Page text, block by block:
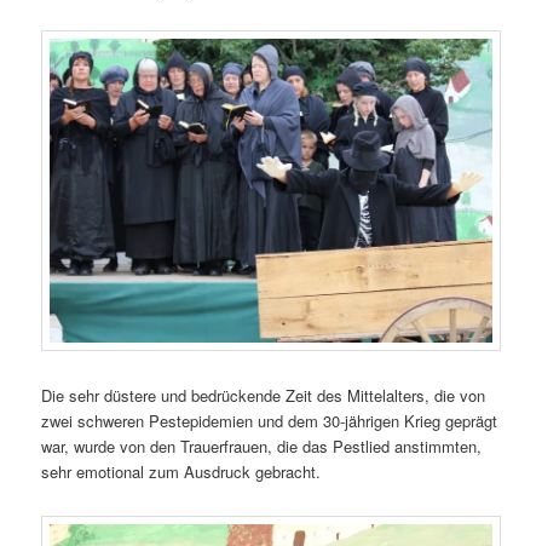
Die sehr düstere und bedrückende Zeit des Mittelalters, die von
zwei schweren Pestepidemien und dem 30-jährigen Krieg geprägt
war, wurde von den Trauerfrauen, die das Pestlied anstimmten,
sehr emotional zum Ausdruck gebracht.